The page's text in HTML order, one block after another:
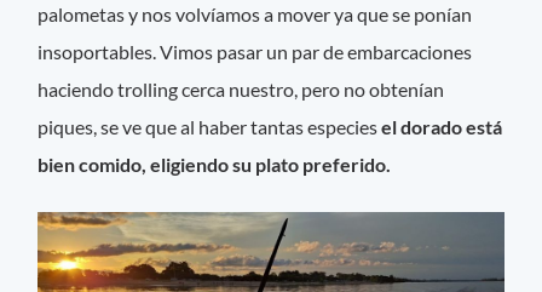
palometas y nos volvíamos a mover ya que se ponían
insoportables. Vimos pasar un par de embarcaciones
haciendo trolling cerca nuestro, pero no obtenían
piques, se ve que al haber tantas especiesel dorado está
bien comido, eligiendo su plato preferido.